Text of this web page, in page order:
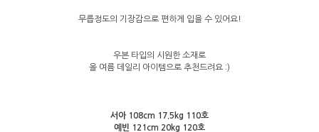
무릅정도의 기장감으로 편하게 입을 수 있어요!
우븐 타입의 시원한 소재로
올 여름 데일리 아이템으로 추천드려요 :)
서아 108cm 17.5kg 110호
예빈 121cm 20kg 120호